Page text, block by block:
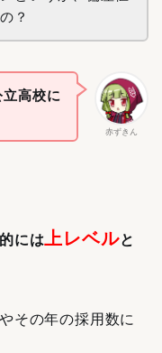
？
赤ずきん
高校に
には上レベルと
その年の採用数に